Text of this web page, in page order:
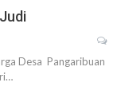
Desa Pangaribuan